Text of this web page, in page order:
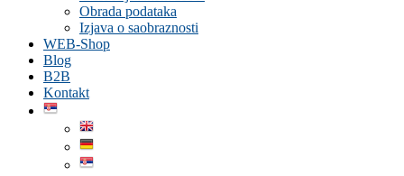
Obrada podataka
Izjava o saobraznosti
WEB-Shop
Blog
B2B
Kontakt